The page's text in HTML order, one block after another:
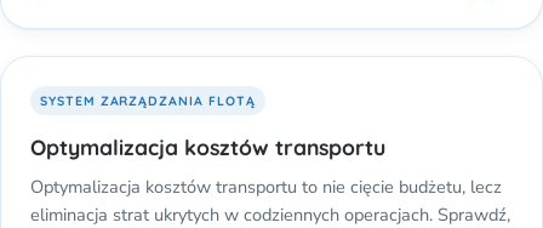
SYSTEM ZARZĄDZANIA FLOTĄ
Optymalizacja kosztów transportu
Optymalizacja kosztów transportu to nie cięcie budżetu, lecz
eliminacja strat ukrytych w codziennych operacjach. Sprawdź,